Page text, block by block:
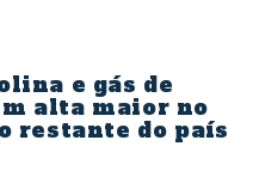
e gás de
alta maior no
restante do país